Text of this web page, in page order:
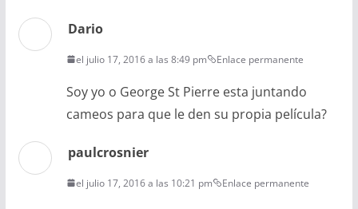
Dario
el julio 17, 2016 a las 8:49 pm Enlace permanente
Soy yo o George St Pierre esta juntando
cameos para que le den su propia película?
paulcrosnier
el julio 17, 2016 a las 10:21 pm Enlace permanente